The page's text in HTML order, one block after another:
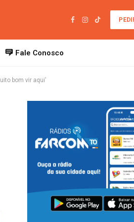
Facebook
Instagram
TikTok
Fale Conosco
bom vir aqui’